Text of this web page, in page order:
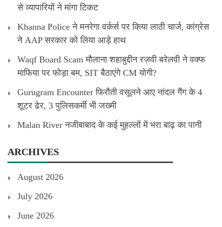
से व्यापारियों ने मांगा टिकट
Khanna Police ने मनरेगा वर्कर्स पर किया लाठी चार्ज, कांग्रेस
ने AAP सरकार को लिया आड़े हाथ
Waqf Board Scam मौलाना शहाबुद्दीन रज़वी बरेलवी ने वक्फ
माफिया पर फोड़ा बम, SIT बैठाएंगे CM योगी?
Gurugram Encounter फिरौती वसूलने आए नांदल गैंग के 4
शूटर ढेर, 3 पुलिसकर्मी भी जख्मी
Malan River नजीबाबाद के कई मुहल्लों में भरा बाढ़ का पानी
ARCHIVES
August 2026
July 2026
June 2026